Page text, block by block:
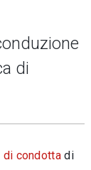
di
di condottadi